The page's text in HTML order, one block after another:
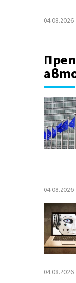
04.08.2026
04.08.2026
04.08.2026